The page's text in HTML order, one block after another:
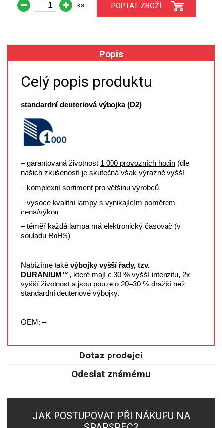
XRF
TAVENÍ
STANDARDNÍ ROZTOKY A RM
UV-VIS FLUO
DETEKTORY HPLC
VÝBOJKY PRO UV/VIS
SPEKTROFOTOMETRY
KYVETY
PŘÍPRAVA VZORKŮ
OTEVŘENÝ ROZKLAD
REAKČNÍ AUTOKLÁVY
LISOVÁNÍ
ks POPTAT ZBOŽÍ
Popis
Celý popis produktu
standardní deuteriová výbojka (D2)
– garantovaná životnost 1 000 provozních hodin (dle
našich zkušeností je skutečná však výrazně vyšší
– komplexní sortiment pro většinu výrobců
– vysoce kvalitní lampy s vynikajícím poměrem
cena/výkon
– téměř každá lampa má elektronický časovač (v
souladu RoHS)
Nabízíme také výbojky vyšší řady, tzv.
DURANIUM™, které mají o 30 % vyšší intenzitu, 2x
vyšší životnost a jsou pouze o 20–30 % dražší než
standardní deuteriové výbojky.
OEM: –
Dotaz prodejci
Odeslat známému
JAK POSTUPOVAT PŘI NÁKUPU NA